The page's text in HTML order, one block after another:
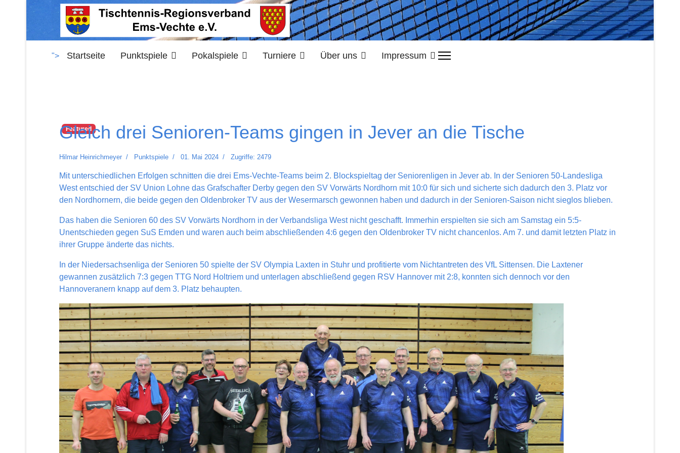
"> Startseite Punktspiele Pokalspiele Turniere Über uns Impressum
Featured
Gleich drei Senioren-Teams gingen in Jever an die Tische
Hilmar Heinrichmeyer Punktspiele 01. Mai 2024 Zugriffe: 2479
Mit unterschiedlichen Erfolgen schnitten die drei Ems-Vechte-Teams beim 2. Blockspieltag der Seniorenligen in Jever ab. In der Senioren 50-Landesliga
West entschied der SV Union Lohne das Grafschafter Derby gegen den SV Vorwärts Nordhorn mit 10:0 für sich und sicherte sich dadurch den 3. Platz vor
den Nordhornern, die beide gegen den Oldenbroker TV aus der Wesermarsch gewonnen haben und dadurch in der Senioren-Saison nicht sieglos blieben.
Das haben die Senioren 60 des SV Vorwärts Nordhorn in der Verbandsliga West nicht geschafft. Immerhin erspielten sie sich am Samstag ein 5:5-
Unentschieden gegen SuS Emden und waren auch beim abschließenden 4:6 gegen den Oldenbroker TV nicht chancenlos. Am 7. und damit letzten Platz in
ihrer Gruppe änderte das nichts.
In der Niedersachsenliga der Senioren 50 spielte der SV Olympia Laxten in Stuhr und profitierte vom Nichtantreten des VfL Sittensen. Die Laxtener
gewannen zusätzlich 7:3 gegen TTG Nord Holtriem und unterlagen abschließend gegen RSV Hannover mit 2:8, konnten sich dennoch vor den
Hannoveranern knapp auf dem 3. Platz behaupten.